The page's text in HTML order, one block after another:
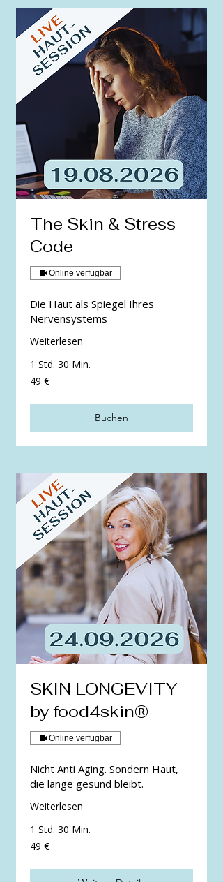
The Skin & Stress
Code
Online verfügbar
Die Haut als Spiegel Ihres
Nervensystems
Weiterlesen
1 Std. 30 Min.
49
Euro
49 €
Buchen
SKIN LONGEVITY
by food4skin®
Online verfügbar
Nicht Anti Aging. Sondern Haut,
die lange gesund bleibt.
Weiterlesen
1 Std. 30 Min.
49
Euro
49 €